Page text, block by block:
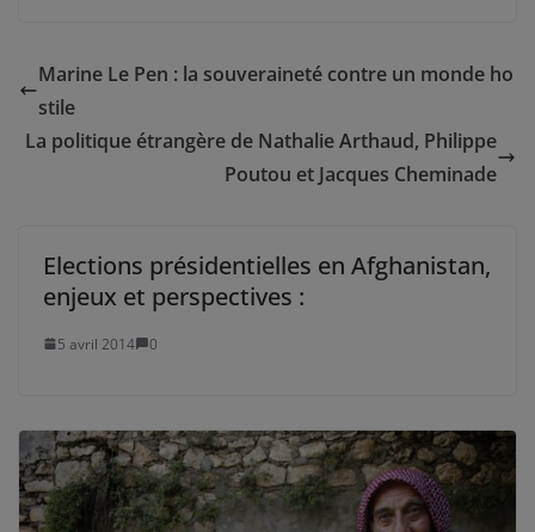
Marine Le Pen : la souveraineté contre un monde ho
stile
La politique étrangère de Nathalie Arthaud, Philippe
Poutou et Jacques Cheminade
Elections présidentielles en Afghanistan,
enjeux et perspectives :
5 avril 2014 0